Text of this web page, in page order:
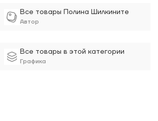
Все товары Полина Шилкините
Автор
Все товары в этой категории
Графика